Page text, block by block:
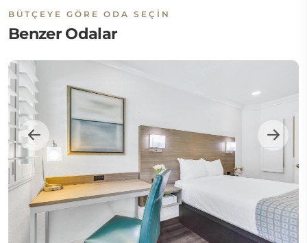
BÜTÇEYE GÖRE ODA SEÇIN
Benzer Odalar